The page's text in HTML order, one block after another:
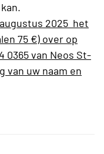
2025 het
75 €) over op
0365 van Neos St-
van uw naam en